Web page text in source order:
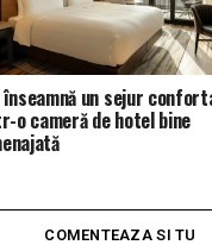
înseamnă un sejur
o cameră de hotel bine
COMENTEAZA SI TU